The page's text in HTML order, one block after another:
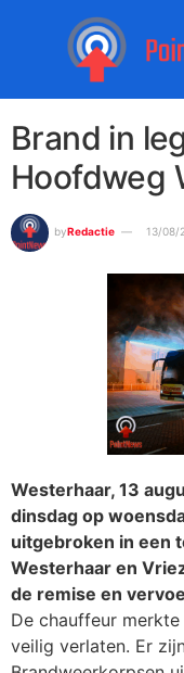
Brand in
Hoofdweg
byRedactie 13/08/
Westerhaar, 13
dinsdag op
uitgebroken in een
Westerhaar en
de remise en
De chauffeur
veilig verlaten. Er